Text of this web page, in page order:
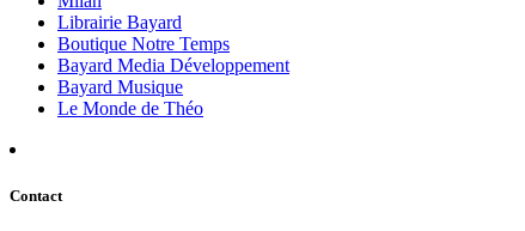
Librairie Bayard
Boutique Notre Temps
Bayard Media Développement
Bayard Musique
Le Monde de Théo
Contact